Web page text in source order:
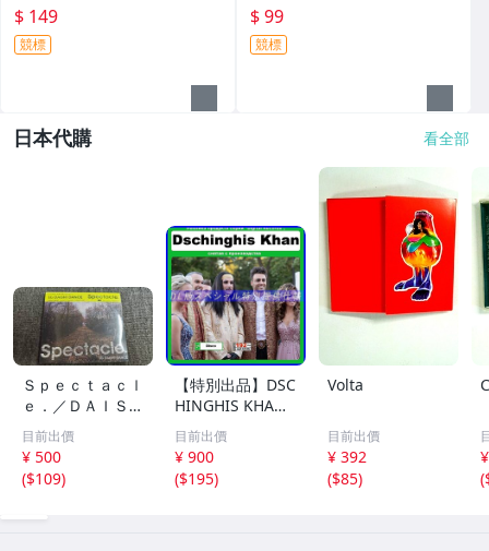
$ 149
競標
$ 99
競標
日本代購 看全部
Ｓｐｅｃｔａｃｌ
ｅ．／ＤＡＩＳＨ
Ｉ ＤＡＮＣＥ /
XNAE 10022/CD/
1A209
目前出價
¥ 500
($109)
【特別出品】DSC
HINGHIS KHAN/
ジンギスカン 精
選集 110歌! 音楽
DL(MP3CD)☆
目前出價
¥ 900
($195)
Volta
目前出價
¥ 392
($85)
(